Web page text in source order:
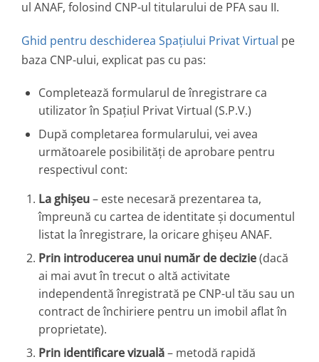
ul ANAF, folosind CNP-ul titularului de PFA sau II.
Ghid pentru deschiderea Spațiului Privat Virtual pe
baza CNP-ului, explicat pas cu pas:
Completează formularul de înregistrare ca
utilizator în Spațiul Privat Virtual (S.P.V.)
După completarea formularului, vei avea
următoarele posibilități de aprobare pentru
respectivul cont:
La ghișeu– este necesară prezentarea ta,
împreună cu cartea de identitate și documentul
listat la înregistrare, la oricare ghișeu ANAF.
Prin introducerea unui număr de decizie(dacă
ai mai avut în trecut o altă activitate
independentă înregistrată pe CNP-ul tău sau un
contract de închiriere pentru un imobil aflat în
proprietate).
Prin identificare vizuală– metodă rapidă